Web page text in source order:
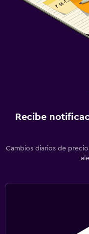
Recibe
Cambios diarios de